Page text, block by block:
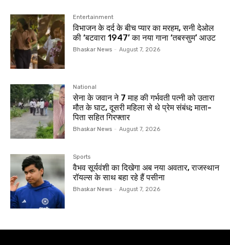
Entertainment
विभाजन के दर्द के बीच प्यार का मरहम, सनी देओल
की ‘बटवारा 1947’ का नया गाना ‘तबस्सुम’ आउट
Bhaskar News - August 7, 2026
National
सेना के जवान ने 7 माह की गर्भवती पत्नी को उतारा
मौत के घाट, दूसरी महिला से थे प्रेम संबंध; माता-
पिता सहित गिरफ्तार
Bhaskar News - August 7, 2026
Sports
वैभव सूर्यवंशी का दिखेगा अब नया अवतार, राजस्थान
रॉयल्स के साथ बहा रहे हैं पसीना
Bhaskar News - August 7, 2026